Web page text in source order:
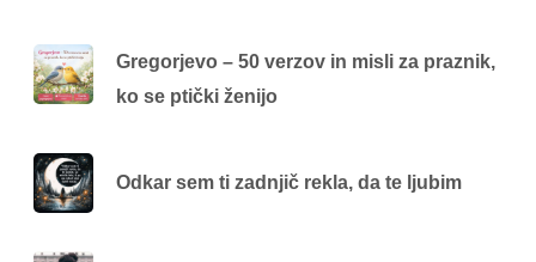
Gregorjevo – 50 verzov in misli za praznik,
ko se ptički ženijo
Odkar sem ti zadnjič rekla, da te ljubim